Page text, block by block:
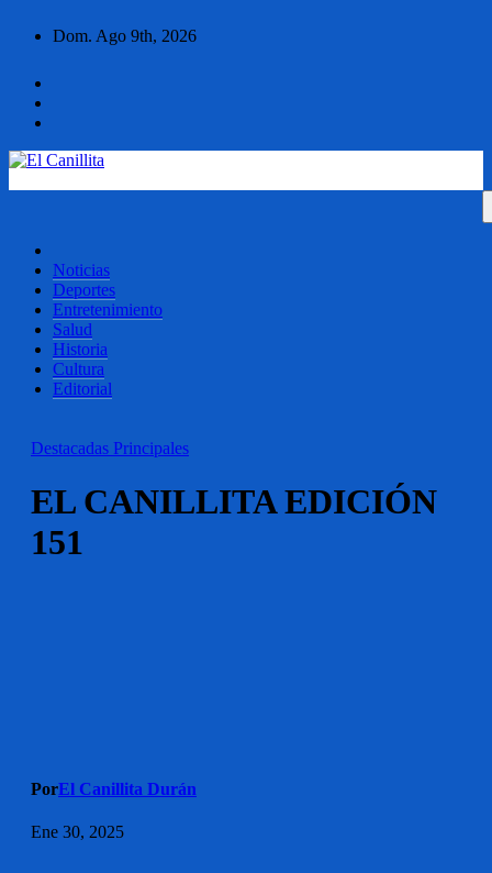
Dom. Ago 9th, 2026
Noticias
Deportes
Entretenimiento
Salud
Historia
Cultura
Editorial
Destacadas Principales
EL CANILLITA EDICIÓN
151
PorEl Canillita Durán
Ene 30, 2025